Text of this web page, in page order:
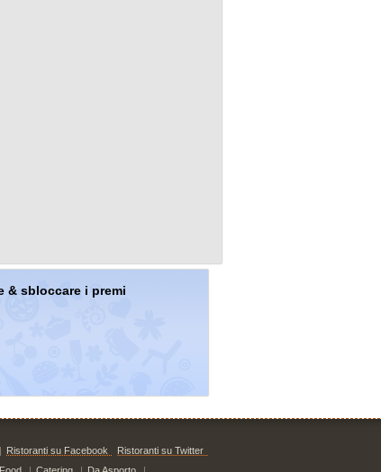
& sbloccare i premi
| Ristoranti su Facebook
Ristoranti su Twitter